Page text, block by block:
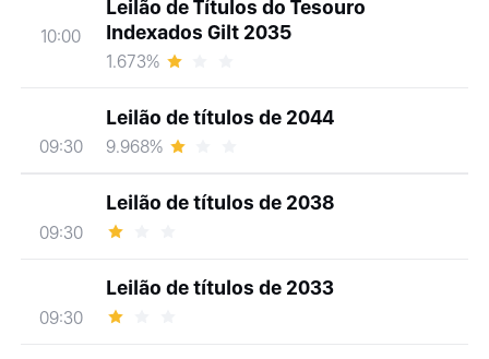
10:00
Leilão de Títulos do Tesouro
Indexados Gilt 2035
1.673%
09:30
Leilão de títulos de 2044
9.968%
09:30
Leilão de títulos de 2038
09:30
Leilão de títulos de 2033